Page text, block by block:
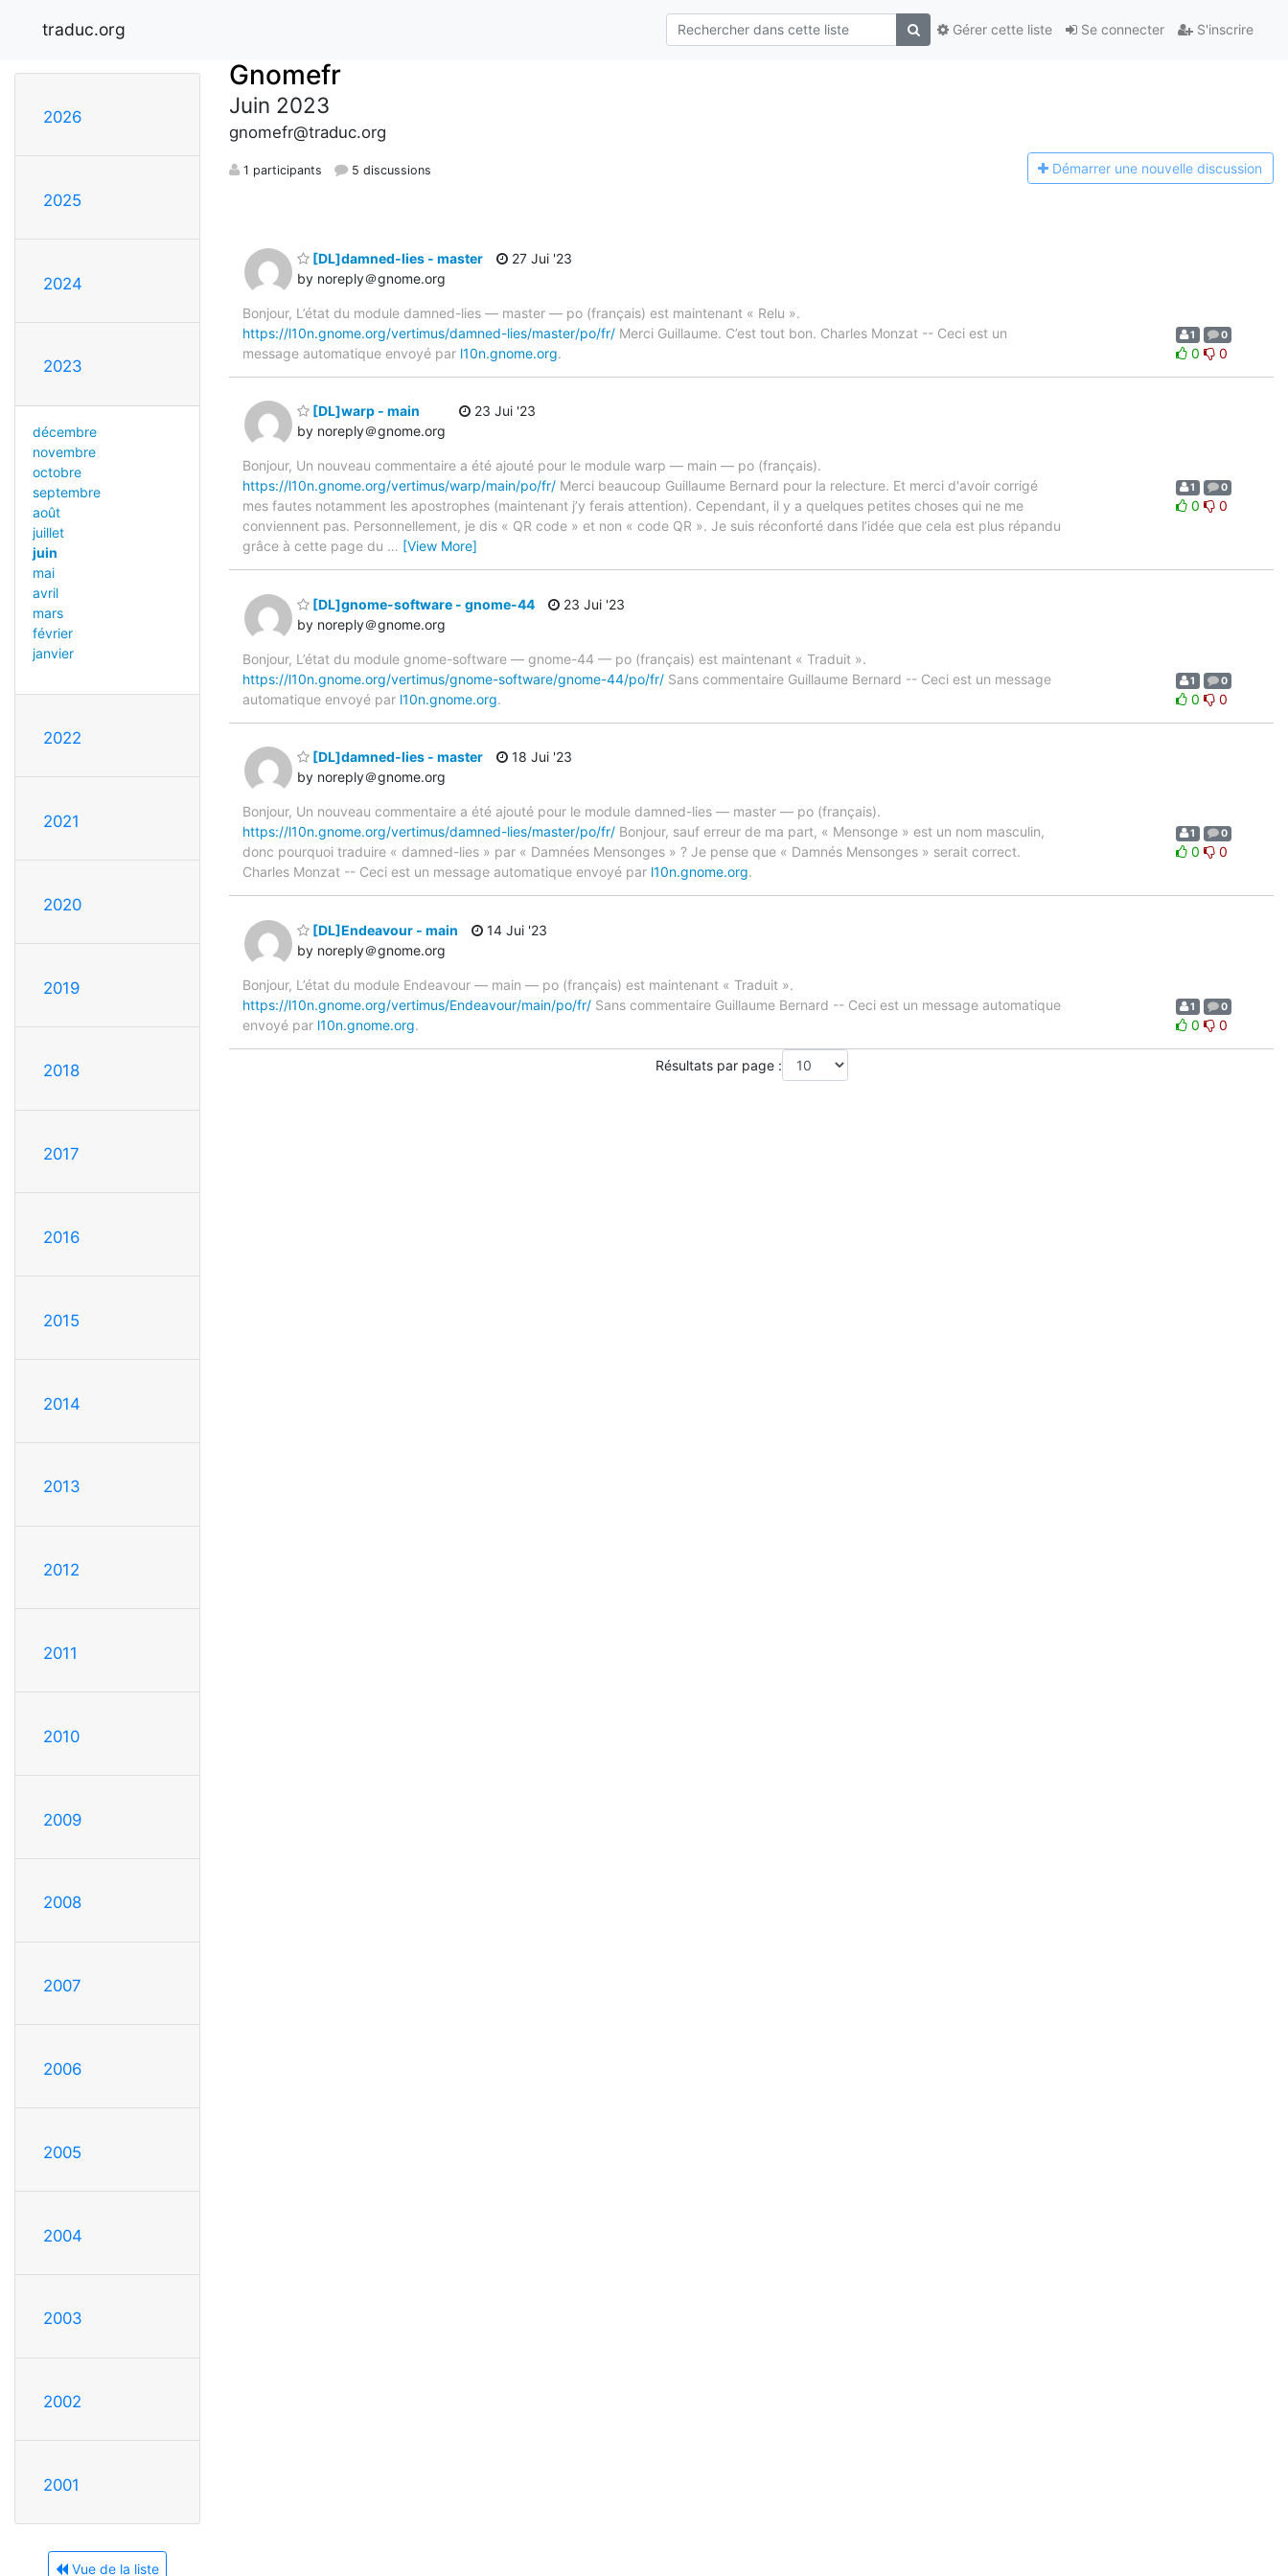
traduc.org Se connecter S'inscrire
Gérer cette liste
2026
2025
2024
2023
décembre
novembre
octobre
septembre
août
juillet
juin
mai
avril
mars
février
janvier
2022
2021
2020
2019
2018
2017
2016
2015
2014
2013
2012
2011
2010
2009
2008
2007
2006
2005
2004
2003
2002
2001
Vue de la liste
Gnomefr
Juin 2023
gnomefr@traduc.org
1 participants 5 discussions Démarrer une nouvelle discussion
[DL]damned-lies - master
by noreply＠gnome.org
27 Jui '23
Bonjour, L’état du module damned-lies — master — po (français) est maintenant « Relu ».
https://l10n.gnome.org/vertimus/damned-lies/master/po/fr/ Merci Guillaume. C’est tout bon. Charles Monzat -- Ceci est un
message automatique envoyé par l10n.gnome.org.
1 0
0 0
[DL]warp - main
by noreply＠gnome.org
23 Jui '23
Bonjour, Un nouveau commentaire a été ajouté pour le module warp — main — po (français).
https://l10n.gnome.org/vertimus/warp/main/po/fr/ Merci beaucoup Guillaume Bernard pour la relecture. Et merci d'avoir corrigé
mes fautes notamment les apostrophes (maintenant j’y ferais attention). Cependant, il y a quelques petites choses qui ne me
conviennent pas. Personnellement, je dis « QR code » et non « code QR ». Je suis réconforté dans l’idée que cela est plus répandu
grâce à cette page du … [View More]
1 0
0 0
[DL]gnome-software - gnome-44
by noreply＠gnome.org
23 Jui '23
Bonjour, L’état du module gnome-software — gnome-44 — po (français) est maintenant « Traduit ».
https://l10n.gnome.org/vertimus/gnome-software/gnome-44/po/fr/ Sans commentaire Guillaume Bernard -- Ceci est un message
automatique envoyé par l10n.gnome.org.
1 0
0 0
[DL]damned-lies - master
by noreply＠gnome.org
18 Jui '23
Bonjour, Un nouveau commentaire a été ajouté pour le module damned-lies — master — po (français).
https://l10n.gnome.org/vertimus/damned-lies/master/po/fr/ Bonjour, sauf erreur de ma part, « Mensonge » est un nom masculin,
donc pourquoi traduire « damned-lies » par « Damnées Mensonges » ? Je pense que « Damnés Mensonges » serait correct.
Charles Monzat -- Ceci est un message automatique envoyé par l10n.gnome.org.
1 0
0 0
[DL]Endeavour - main
by noreply＠gnome.org
14 Jui '23
Bonjour, L’état du module Endeavour — main — po (français) est maintenant « Traduit ».
https://l10n.gnome.org/vertimus/Endeavour/main/po/fr/ Sans commentaire Guillaume Bernard -- Ceci est un message automatique
envoyé par l10n.gnome.org.
1 0
0 0
Résultats par page :